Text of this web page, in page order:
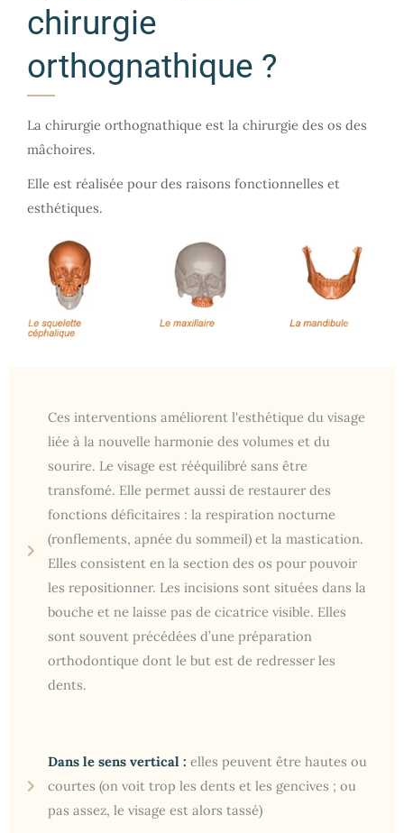
chirurgie
orthognathique ?
La chirurgie orthognathique est la chirurgie des os des
mâchoires.
Elle est réalisée pour des raisons fonctionnelles et
esthétiques.
Ces interventions améliorent l'esthétique du visage
liée à la nouvelle harmonie des volumes et du
sourire. Le visage est rééquilibré sans être
transfomé. Elle permet aussi de restaurer des
fonctions déficitaires : la respiration nocturne
(ronflements, apnée du sommeil) et la mastication.
Elles consistent en la section des os pour pouvoir
les repositionner. Les incisions sont situées dans la
bouche et ne laisse pas de cicatrice visible. Elles
sont souvent précédées d’une préparation
orthodontique dont le but est de redresser les
dents.
Dans le sens vertical : elles peuvent être hautes ou
courtes (on voit trop les dents et les gencives ; ou
pas assez, le visage est alors tassé)